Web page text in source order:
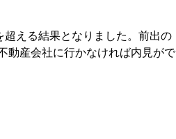
える結果となりました。前出の
動産会社に行かなければ内見がで